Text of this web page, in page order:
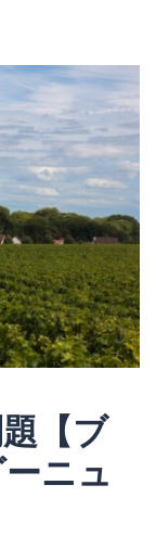
【ブ
ニュ